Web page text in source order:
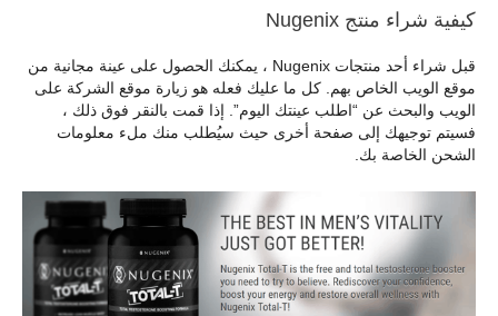
كيفية شراء منتج Nugenix
قبل شراء أحد منتجات Nugenix ، يمكنك الحصول على عينة مجانية من
موقع الويب الخاص بهم. كل ما عليك فعله هو زيارة موقع الشركة على
الويب والبحث عن “اطلب عينتك اليوم”. إذا قمت بالنقر فوق ذلك ،
فسيتم توجيهك إلى صفحة أخرى حيث سيُطلب منك ملء معلومات
الشحن الخاصة بك.